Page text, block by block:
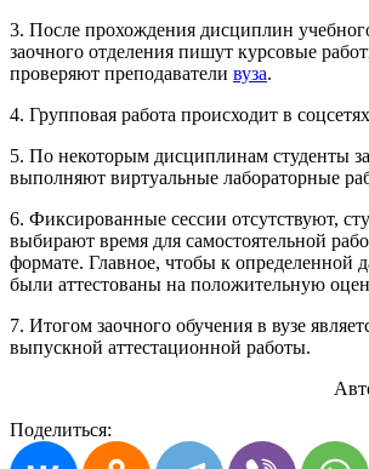
3. После прохождения дисциплин
заочного отделения пишут курсовые
проверяют преподаватели вуза.
4. Групповая работа происходит в
5. По некоторым дисциплинам студенты
выполняют виртуальные лабораторные
6. Фиксированные сессии отсутствуют,
выбирают время для самостоятельной
формате. Главное, чтобы к определенной
были аттестованы на положительную
7. Итогом заочного обучения в вузе
выпускной аттестационной работы.
Поделиться: